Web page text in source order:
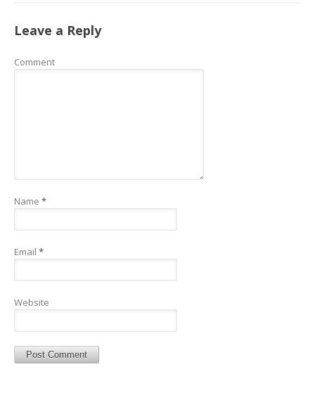
Leave a Reply
Comment
Name *
Email *
Website